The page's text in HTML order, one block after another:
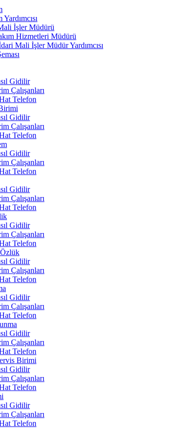
İşler Müdürü
Hizmetleri Müdürü
Mali İşler Müdür Yardımcısı
Gidilir
Çalışanları
Telefon
Gidilir
Çalışanları
Telefon
Gidilir
Çalışanları
Telefon
Gidilir
Çalışanları
Telefon
Gidilir
Çalışanları
Telefon
Gidilir
Çalışanları
Telefon
Gidilir
Çalışanları
Telefon
Gidilir
Çalışanları
Telefon
Birimi
Gidilir
Çalışanları
Telefon
Gidilir
Çalışanları
Telefon